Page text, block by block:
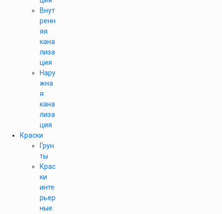
Внут
ренн
яя
кана
лиза
ция
Нару
жна
я
кана
лиза
ция
Краски
Грун
ты
Крас
ки
инте
рьер
ные